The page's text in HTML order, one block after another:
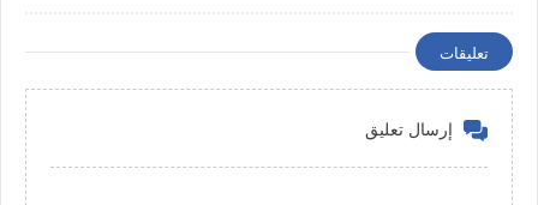
تعليقات
إرسال تعليق